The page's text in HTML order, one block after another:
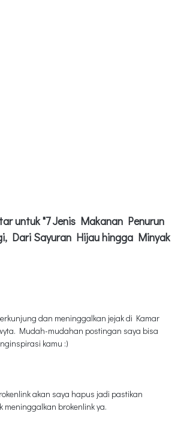
untuk "7 Jenis Makanan Penurun
Dari Sayuran Hijau hingga Minyak
dan meninggalkan jejak di Kamar
Mudah-mudahan postingan saya bisa
kamu :)
akan saya hapus jadi pastikan
meninggalkan brokenlink ya.